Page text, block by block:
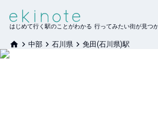
はじめて行く駅のことがわかる 行ってみたい街が見つ
中部 石川県 免田(石川県)駅